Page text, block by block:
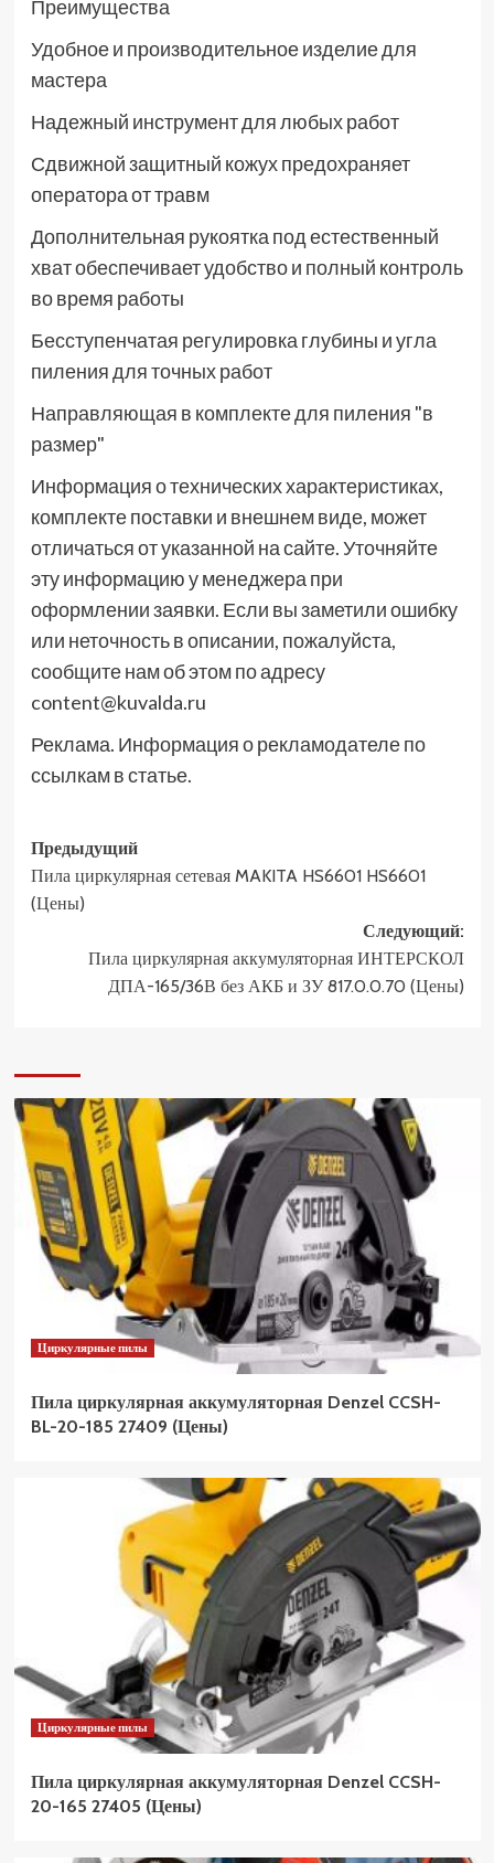
Преимущества
Удобное и производительное изделие для
мастера
Надежный инструмент для любых работ
Сдвижной защитный кожух предохраняет
оператора от травм
Дополнительная рукоятка под естественный
хват обеспечивает удобство и полный контроль
во время работы
Бесступенчатая регулировка глубины и угла
пиления для точных работ
Направляющая в комплекте для пиления "в
размер"
Информация о технических характеристиках,
комплекте поставки и внешнем виде, может
отличаться от указанной на сайте. Уточняйте
эту информацию у менеджера при
оформлении заявки. Если вы заметили ошибку
или неточность в описании, пожалуйста,
сообщите нам об этом по адресу
content@kuvalda.ru
Реклама. Информация о рекламодателе по
ссылкам в статье.
Навигация
записи
Предыдущий
Пила циркулярная сетевая MAKITA HS6601 HS6601
(Цены)
Следующий:
Пила циркулярная аккумуляторная ИНТЕРСКОЛ
ДПА-165/36В без АКБ и ЗУ 817.0.0.70 (Цены)
Циркулярные пилы
Пила циркулярная аккумуляторная Denzel CCSH-
BL-20-185 27409 (Цены)
Циркулярные пилы
Пила циркулярная аккумуляторная Denzel CCSH-
20-165 27405 (Цены)